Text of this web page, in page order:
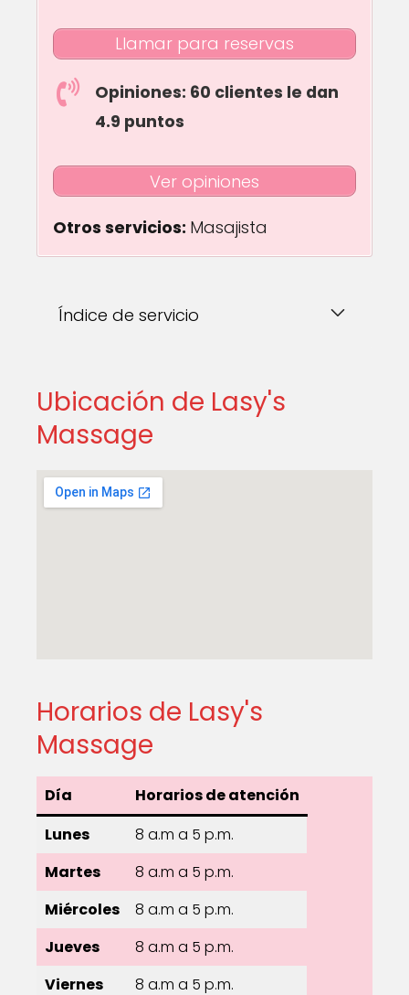
Llamar para reservas
Opiniones: 60 clientes le dan
4.9 puntos
Ver opiniones
Otros servicios: Masajista
Índice de servicio
Ubicación de Lasy's
Massage
Horarios de Lasy's
Massage
Día
Horarios de atención
Lunes
8 a.m a 5 p.m.
Martes
8 a.m a 5 p.m.
Miércoles
8 a.m a 5 p.m.
Jueves
8 a.m a 5 p.m.
Viernes
8 a.m a 5 p.m.